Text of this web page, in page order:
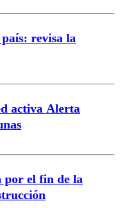
revisa la
activa Alerta
por el fin de la